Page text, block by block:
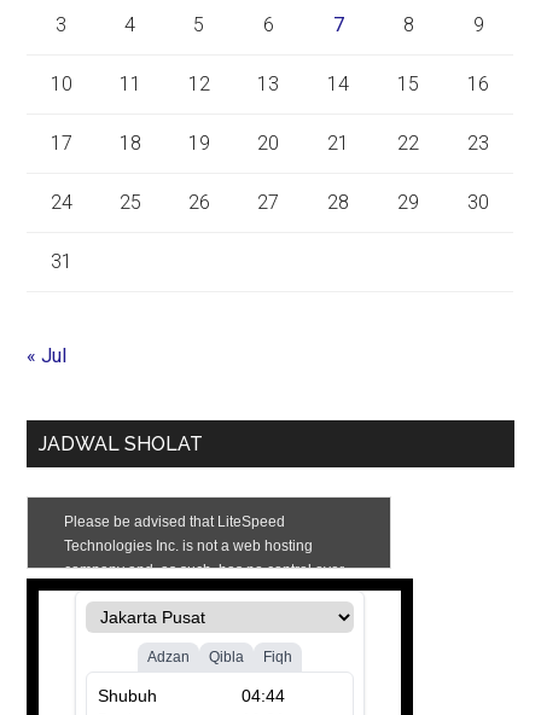
3 4 5 6 7 8 9
10 11 12 13 14 15 16
17 18 19 20 21 22 23
24 25 26 27 28 29 30
31
« Jul
JADWAL SHOLAT